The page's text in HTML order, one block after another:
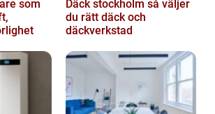
som
Däck stockholm så väljer
du rätt däck och
däckverkstad